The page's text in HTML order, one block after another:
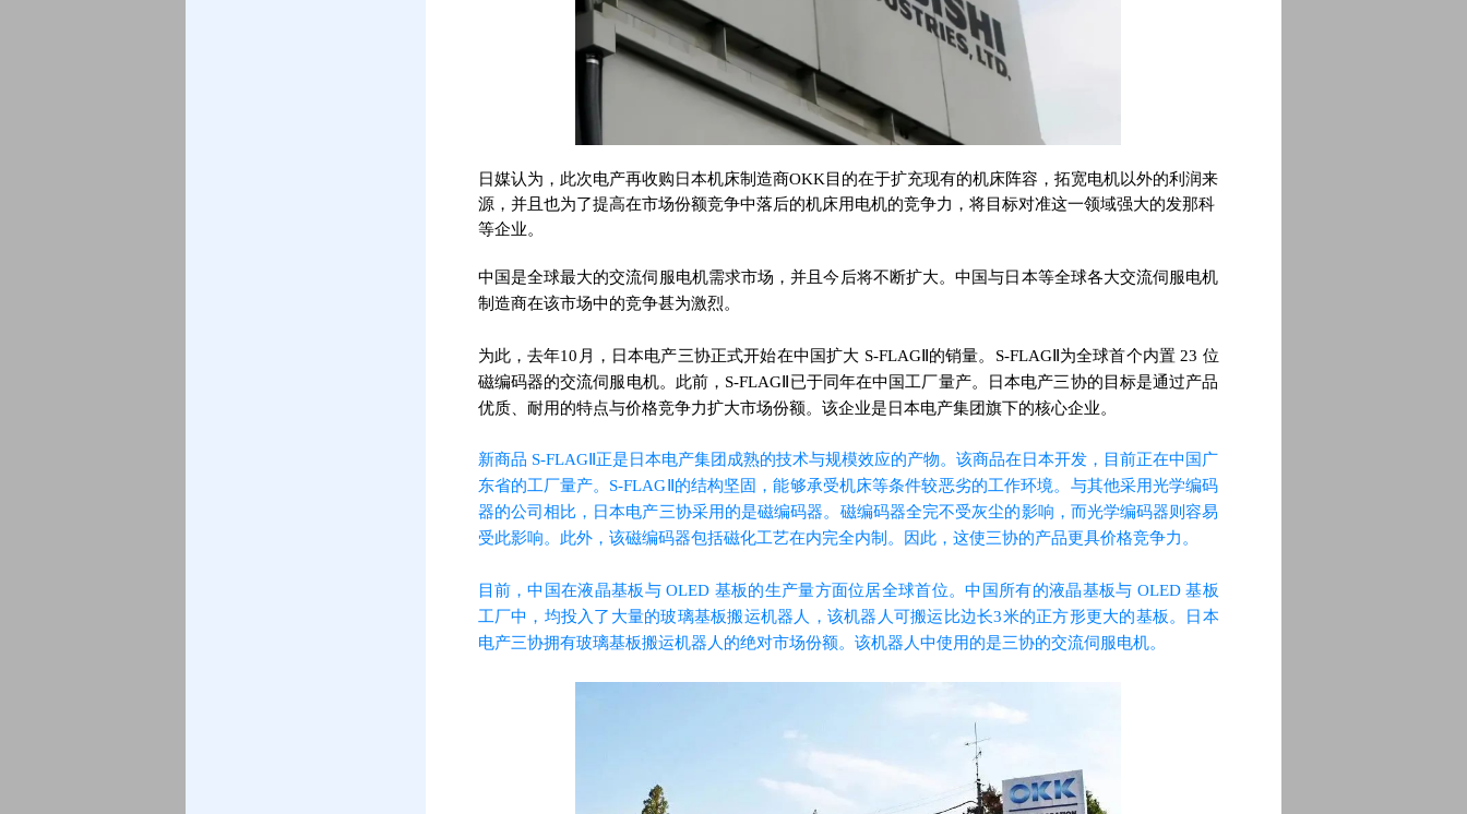
日媒认为，此次电产再收购 日本机床制造商OKK 目的在于扩充现有的机床阵容，拓宽电机以外的利润来
源，并且也为了提高在市场份额竞争中落后的机床用电机的竞争力，将目标对准这一领域强大的发那科
等企业。
中国是全球最大的交流伺服电机需求市场，并且今后将不断扩大。中国与日本等全球各大交流伺服电机
制造商在该市场中的竞争甚为激烈。
为此，去年10月，日本电产三协正式开始在中国扩大 S-FLAGⅡ的销量。S-FLAGⅡ为全球首个内置 23 位
磁编码器的交流伺服电机。此前，S-FLAGⅡ已于同年在中国工厂量产。日本电产三协的目标是通过产品
优质、耐用的特点与价格竞争力扩大市场份额。该企业是日本电产集团旗下的核心企业。
新商品 S-FLAGⅡ正是日本电产集团成熟的技术与规模效应的产物。该商品在日本开发，目前正在中国广
东省的工厂量产。S-FLAGⅡ的结构坚固，能够承受机床等条件较恶劣的工作环境。与其他采用光学编码
器的公司相比，日本电产三协采用的是磁编码器。磁编码器全完不受灰尘的影响，而光学编码器则容易
受此影响。此外，该磁编码器包括磁化工艺在内完全内制。因此，这使三协的产品更具价格竞争力。
目前，中国在液晶基板与 OLED 基板的生产量方面位居全球首位。中国所有的液晶基板与 OLED 基板
工厂中，均投入了大量的玻璃基板搬运机器人
，该机器人可搬运比边长3米的正方形更大的基板。日本
电产三协拥有玻璃基板搬运机器人的绝对市场份额。该机器人中使用的是三协的交流伺服电机。